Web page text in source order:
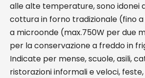
alle alte temperature, sono idonei
cottura in forno tradizionale (fino a
a microonde (max.750W per due
per la conservazione a freddo in
Indicate per mense, scuole, asili,
ristorazioni informali e veloci,